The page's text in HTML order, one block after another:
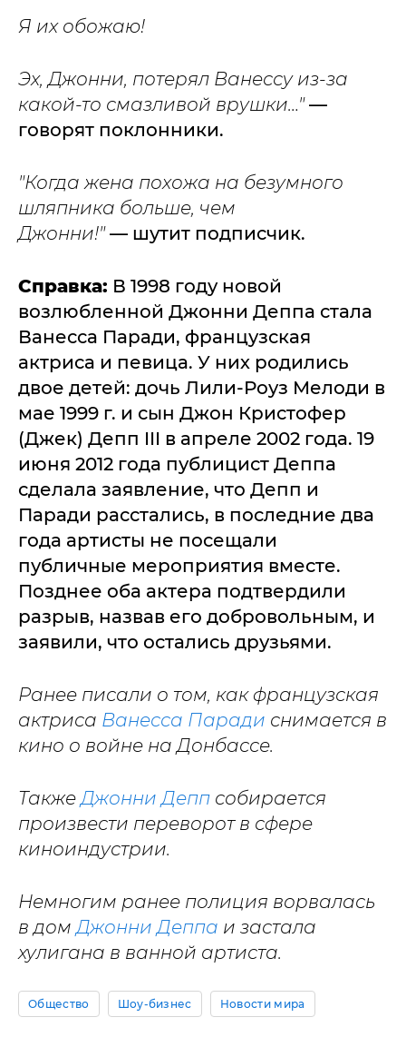
Я их обожаю!
Эх, Джонни, потерял Ванессу из-за
какой-то смазливой врушки…"—
говорят поклонники.
"Когда жена похожа на безумного
шляпника больше, чем
Джонни!"— шутит подписчик.
Справка: В 1998 году новой
возлюбленной Джонни Деппа стала
Ванесса Паради, французская
актриса и певица. У них родились
двое детей: дочь Лили-Роуз Мелоди в
мае 1999 г. и сын Джон Кристофер
(Джек) Депп III в апреле 2002 года. 19
июня 2012 года публицист Деппа
сделала заявление, что Депп и
Паради расстались, в последние два
года артисты не посещали
публичные мероприятия вместе.
Позднее оба актера подтвердили
разрыв, назвав его добровольным, и
заявили, что остались друзьями.
Ранее писали о том, как французская
актриса Ванесса Паради снимается в
кино о войне на Донбассе.
ТакжеДжонни Депп собирается
произвести переворот в сфере
киноиндустрии.
Немногим ранее полиция ворвалась
в домДжонни Деппа и застала
хулигана в ванной артиста.
Общество Шоу-бизнес Новости мира